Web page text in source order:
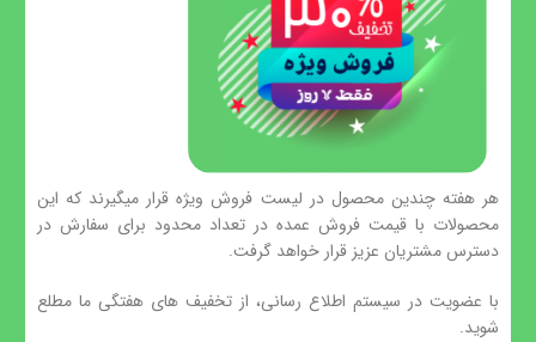
هر هفته چندین محصول در لیست فروش ویژه قرار میگیرند که این
محصولات با قیمت فروش عمده در تعداد محدود برای سفارش در
دسترس مشتریان عزیز قرار خواهد گرفت.
با عضویت در سیستم اطلاع رسانی، از تخفیف های هفتگی ما مطلع
شوید.